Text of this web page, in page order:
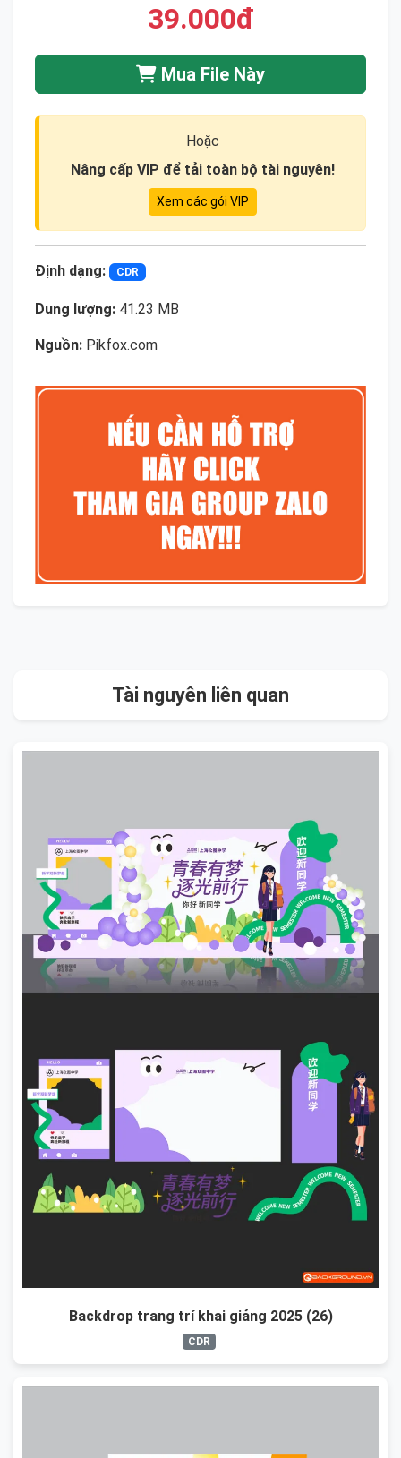
39.000đ
Mua File Này
Hoặc
Nâng cấp VIP để tải toàn bộ tài nguyên!
Xem các gói VIP
Định dạng: CDR
Dung lượng: 41.23 MB
Nguồn: Pikfox.com
Tài nguyên liên quan
Backdrop trang trí khai giảng 2025 (26)
CDR